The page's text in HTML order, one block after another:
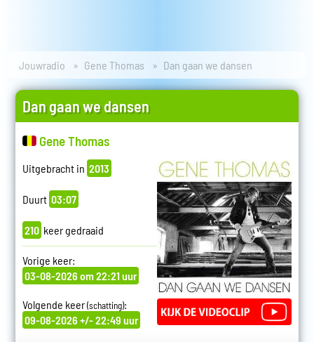
Jouwradio Gene Thomas Dan gaan we dansen
Dan gaan we dansen
Gene Thomas
Uitgebracht in 2013
Duurt 03:07
210 keer gedraaid
Vorige keer:
03-08-2026 om 22:21 uur
Volgende keer(schatting):
09-08-2026 +/- 22:49 uur